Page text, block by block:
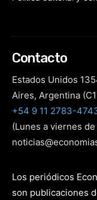
Contacto
Estados Unidos
Aires, Argentina
+54 9 11 2783-
(Lunes a viernes de
Los periódicos
son publicaciones